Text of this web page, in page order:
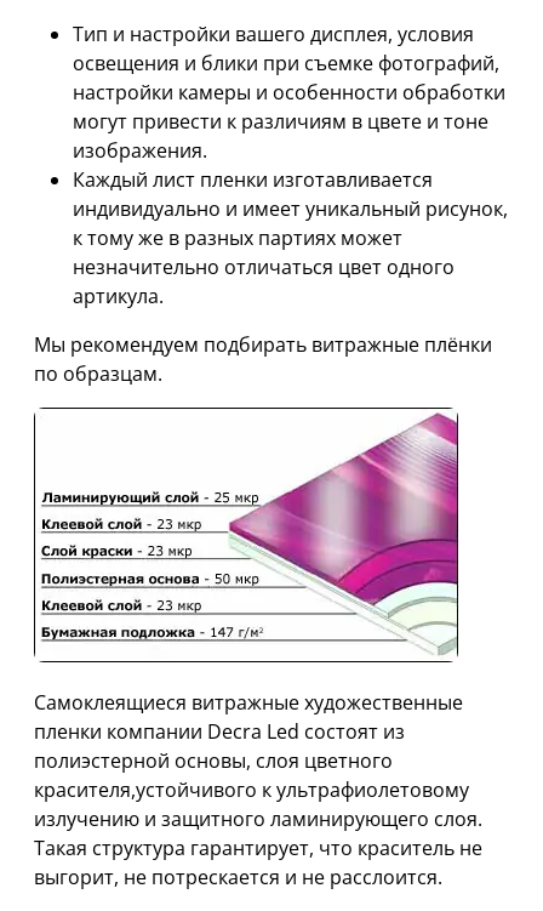
Тип и настройки вашего дисплея, условия
освещения и блики при съемке фотографий,
настройки камеры и особенности обработки
могут привести к различиям в цвете и тоне
изображения.
Каждый лист пленки изготавливается
индивидуально и имеет уникальный рисунок,
к тому же в разных партиях может
незначительно отличаться цвет одного
артикула.
Мы рекомендуем подбирать витражные плёнки
по образцам.
Самоклеящиеся витражные художественные
пленки компании Decra Led состоят из
полиэстерной основы, слоя цветного
красителя,устойчивого к ультрафиолетовому
излучению и защитного ламинирующего слоя.
Такая структура гарантирует, что краситель не
выгорит, не потрескается и не расслоится.